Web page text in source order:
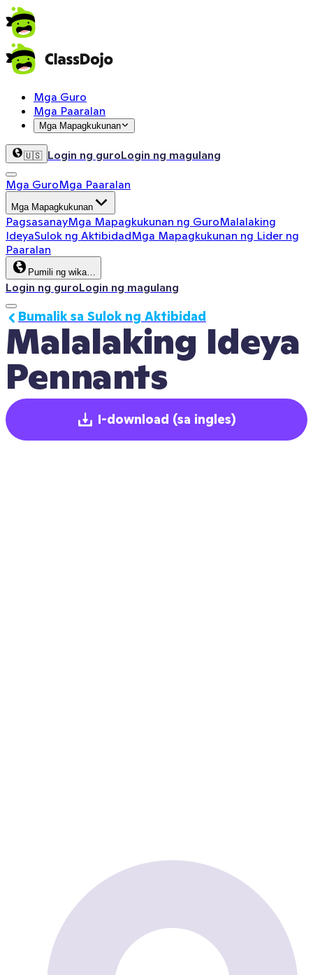
Mga Guro
Mga Paaralan
Mga Mapagkukunan
🇺🇸 Login ng guroLogin ng magulang
Mga GuroMga Paaralan
Mga Mapagkukunan
PagsasanayMga Mapagkukunan ng GuroMalalaking
IdeyaSulok ng AktibidadMga Mapagkukunan ng Lider ng
Paaralan
Pumili ng wika…
Login ng guroLogin ng magulang
Malalaking Ideya
Pennants
Bumalik sa Sulok ng Aktibidad
I-download (sa ingles)